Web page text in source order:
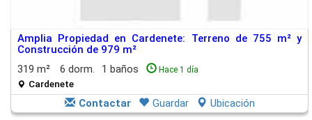
Amplia Propiedad en Cardenete: Terreno de 755 m² y
Construcción de 979 m²
319 m²
6 dorm. 1 baños Hace 1 día
Cardenete
Contactar Guardar Ubicación